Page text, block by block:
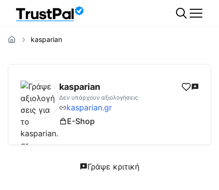
kasparian
kasparian.gr Αξιολογήσεις | Δες
kasparian
Δεν υπάρχουν αξιολογήσεις
kasparian.gr
E-Shop
Γράψε κριτική